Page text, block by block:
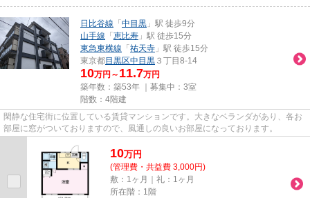
日比谷線 「 中目黒 」駅 徒歩9分
山手線 「 恵比寿 」駅 徒歩15分
東急東横線 「 祐天寺 」駅 徒歩15分
東京都目黒区中目黒 ３丁目8-14
10万円～ 11.7万円
築年数：築53年 ｜募集中： 3室
階数：4階建
閑静な住宅街に位置している賃貸マンションです。大きなベランダがあり、各お
部屋に窓がついておりますので、風通しの良いお部屋になっております。
10万円
(管理費・共益費 3,000円)
敷：1ヶ月｜礼：1ヶ月
所在階：1階